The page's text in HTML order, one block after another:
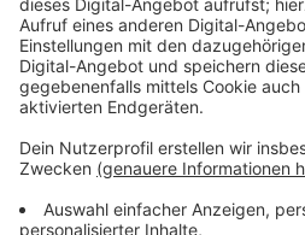
Richtigkeit der Aussage an.
keine Waffen bei sich führen.
habe, riskiere seine
Dragicevic kann sich nicht
Kollegen so vorgehen. Man
aufgefordert, "Gegenwehr" dem
überlassen - auf juristischen